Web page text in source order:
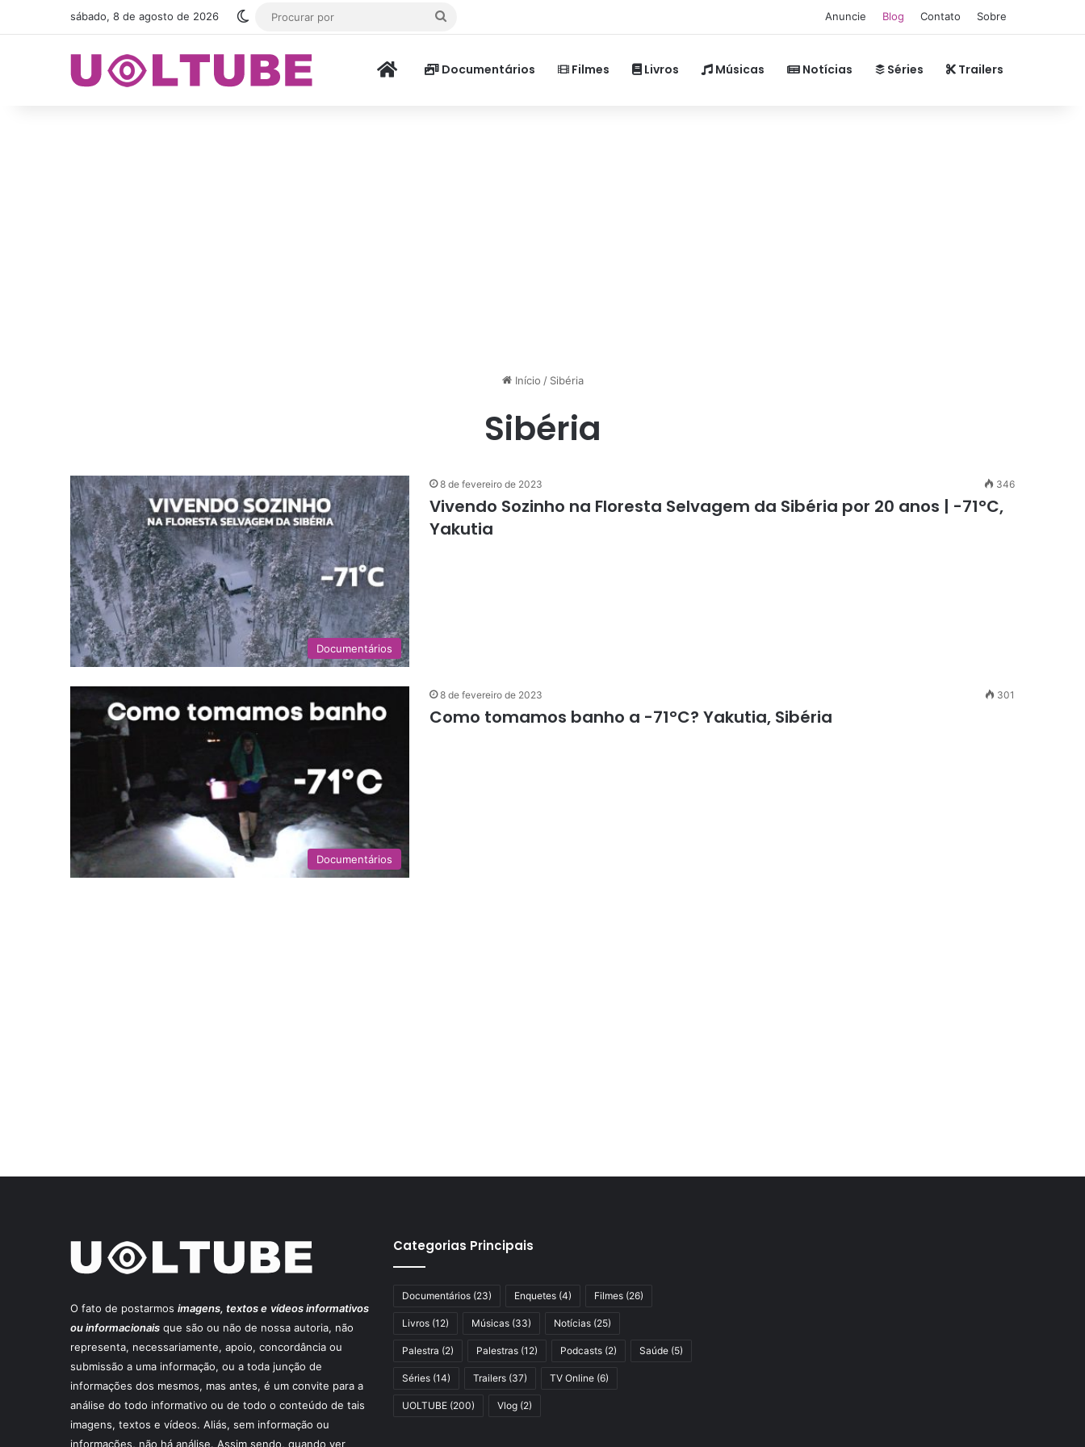
sábado, 8 de agosto de 2026 Switch skin Anuncie Blog Contato Sobre
Home Documentários Filmes Livros Músicas Notícias Séries Trailers
Início / Sibéria
Sibéria
Documentários
8 de fevereiro de 2023 346
Vivendo Sozinho na Floresta Selvagem da Sibéria por 20 anos | -71°C,
Yakutia
Documentários
8 de fevereiro de 2023 301
Como tomamos banho a -71°C? Yakutia, Sibéria
O fato de postarmos imagens, textos e vídeos informativos
ou informacionais que são ou não de nossa autoria, não
representa, necessariamente, apoio, concordância ou
submissão a uma informação, ou a toda junção de
informações dos mesmos, mas antes, é um convite para a
análise do todo informativo ou de todo o conteúdo de tais
imagens, textos e vídeos. Aliás, sem informação ou
informações, não há análise. Assim sendo, quando ver
Categorias Principais
Documentários(23) Enquetes(4) Filmes(26)
Livros(12) Músicas(33) Notícias(25)
Palestra (2) Palestras(12) Podcasts(2) Saúde(5)
Séries(14) Trailers(37) TV Online(6)
UOLTUBE(200) Vlog(2)